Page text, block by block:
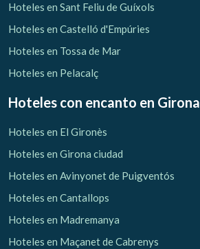
Hoteles en Sant Feliu de Guíxols
Hoteles en Castelló d'Empúries
Hoteles en Tossa de Mar
Hoteles en Pelacalç
Hoteles con encanto en Girona
Hoteles en El Gironès
Hoteles en Girona ciudad
Hoteles en Avinyonet de Puigventós
Hoteles en Cantallops
Hoteles en Madremanya
Hoteles en Maçanet de Cabrenys